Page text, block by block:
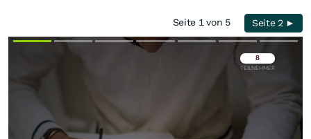
Seite 1 von 5 Seite 2 ►